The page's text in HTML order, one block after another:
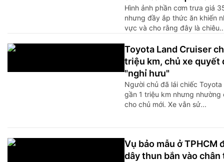
Hình ảnh phần cơm trưa giá
nhưng đầy ắp thức ăn khiến
vực và cho rằng đây là
Toyota Land Cruiser
triệu km, chủ xe quyết
"nghỉ hưu"
Người chủ đã lái chiếc Toyota
gần 1 triệu km nhưng nhường
cho chủ mới. Xe vẫn sử...
Vụ bảo mẫu ở TPHCM
dây thun bắn vào chân